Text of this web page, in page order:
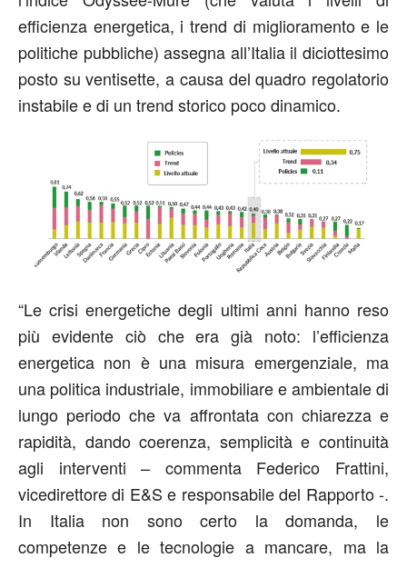
efficienza energetica, i trend di miglioramento e le
politiche pubbliche) assegna all’Italia il diciottesimo
posto su ventisette, a causa del quadro regolatorio
instabile e di un trend storico poco dinamico.
“Le crisi energetiche degli ultimi anni hanno reso
più evidente ciò che era già noto: l’efficienza
energetica non è una misura emergenziale, ma
una politica industriale, immobiliare e ambientale di
lungo periodo che va affrontata con chiarezza e
rapidità, dando coerenza, semplicità e continuità
agli interventi – commenta Federico Frattini,
vicedirettore di E&S e responsabile del Rapporto -.
In Italia non sono certo la domanda, le
competenze e le tecnologie a mancare, ma la